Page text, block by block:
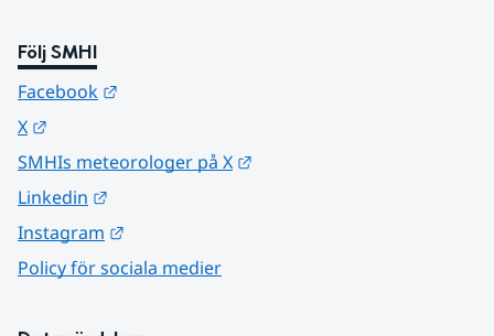
Följ SMHI
Facebook
X
SMHIs meteorologer på X
Linkedin
Instagram
Policy för sociala medier